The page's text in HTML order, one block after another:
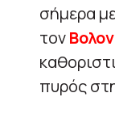
σήμερα
τον
πυρός